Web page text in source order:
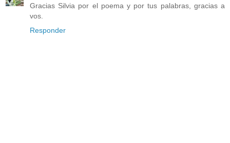
Gracias Silvia por el poema y por tus palabras, gracias a
vos.
Responder